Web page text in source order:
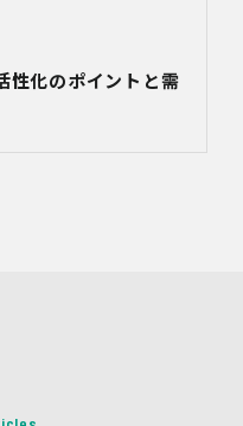
お問い合わせ内容等の
、当社サービス「環境
脱炭素コンサルティン
性化のポイントと需